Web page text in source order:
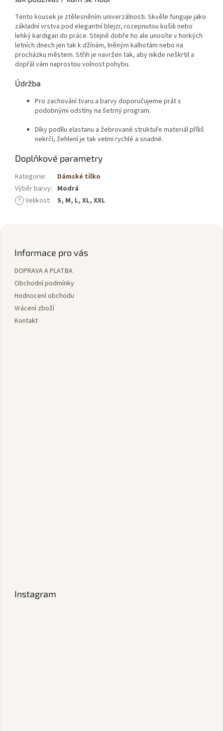
Tento kousek je ztělesněním univerzálnosti. Skvěle funguje jako
základní vrstva pod elegantní blejzr, rozepnutou košili nebo
lehký kardigan do práce. Stejně dobře ho ale unosíte v horkých
letních dnech jen tak k džínám, lněným kalhotám nebo na
procházku městem. Střih je navržen tak, aby nikde neškrtil a
dopřál vám naprostou volnost pohybu.
Údržba
Pro zachování tvaru a barvy doporučujeme prát s
podobnými odstíny na šetrný program.
Díky podílu elastanu a žebrované struktuře materiál příliš
nekrčí, žehlení je tak velmi rychlé a snadné.
Doplňkové parametry
Kategorie:
Dámské tílko
Výběr barvy: Modrá
? Velikost: S, M, L, XL, XXL
Z
Informace pro vás
DOPRAVA A PLATBA
Obchodní podmínky
Hodnocení obchodu
Vrácení zboží
Kontakt
Instagram